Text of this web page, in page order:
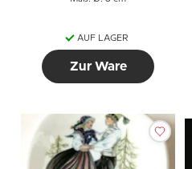
AUF LAGER
Zur Ware